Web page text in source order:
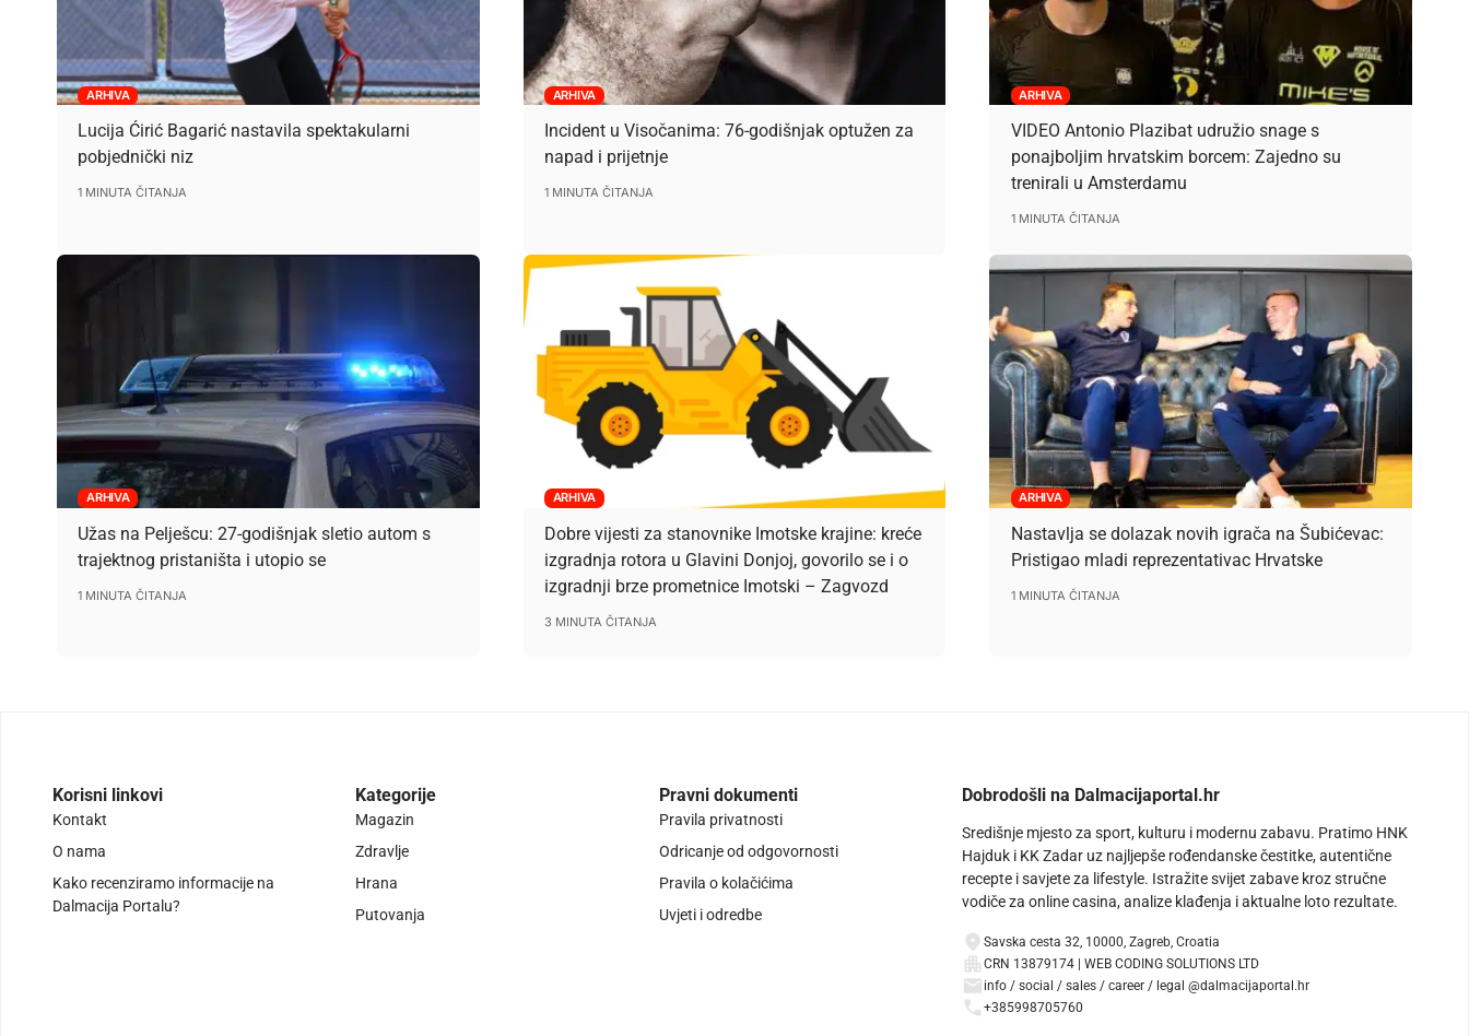
ARHIVA
Lucija Ćirić Bagarić nastavila spektakularni
pobjednički niz
1 MINUTA ČITANJA
ARHIVA
Incident u Visočanima: 76-godišnjak optužen za
napad i prijetnje
1 MINUTA ČITANJA
ARHIVA
VIDEO Antonio Plazibat udružio snage s
ponajboljim hrvatskim borcem: Zajedno su
trenirali u Amsterdamu
1 MINUTA ČITANJA
ARHIVA
Užas na Pelješcu: 27-godišnjak sletio autom s
trajektnog pristaništa i utopio se
1 MINUTA ČITANJA
ARHIVA
Dobre vijesti za stanovnike Imotske krajine: kreće
izgradnja rotora u Glavini Donjoj, govorilo se i o
izgradnji brze prometnice Imotski – Zagvozd
3 MINUTA ČITANJA
ARHIVA
Nastavlja se dolazak novih igrača na Šubićevac:
Pristigao mladi reprezentativac Hrvatske
1 MINUTA ČITANJA
Korisni linkovi
Kontakt
O nama
Kako recenziramo informacije na
Dalmacija Portalu?
Kategorije
Magazin
Zdravlje
Hrana
Putovanja
Pravni dokumenti
Pravila privatnosti
Odricanje od odgovornosti
Pravila o kolačićima
Uvjeti i odredbe
Dobrodošli na Dalmacijaportal.hr
Središnje mjesto za sport, kulturu i modernu zabavu. Pratimo HNK
Hajduk i KK Zadar uz najljepše rođendanske čestitke, autentične
recepte i savjete za lifestyle. Istražite svijet zabave kroz stručne
vodiče za online casina, analize klađenja i aktualne loto rezultate.
Savska cesta 32, 10000, Zagreb, Croatia
CRN 13879174 | WEB CODING SOLUTIONS LTD
info / social / sales / career / legal @dalmacijaportal.hr
+385998705760